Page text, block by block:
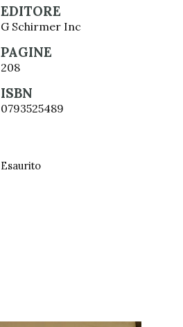
EDITORE
G Schirmer Inc
PAGINE
208
ISBN
0793525489
Esaurito